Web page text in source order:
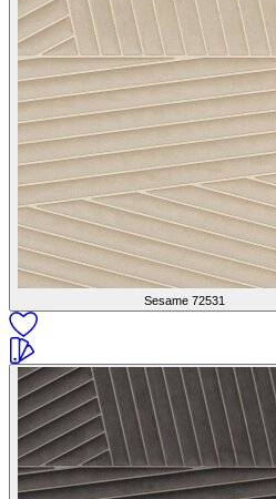
Sesame 72531